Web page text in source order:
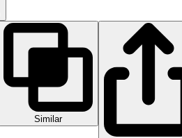
Similar